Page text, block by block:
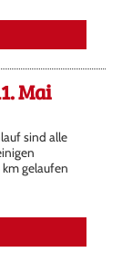
Mai
sind alle
gelaufen